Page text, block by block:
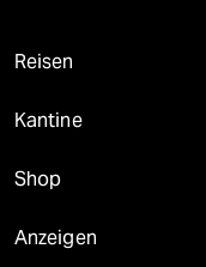
Reisen
Kantine
Shop
Anzeigen